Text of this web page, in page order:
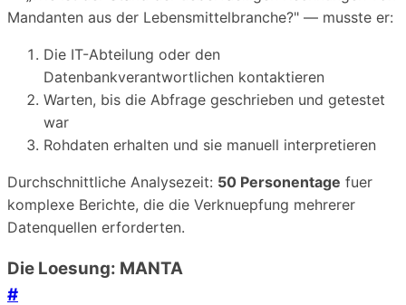
Mandanten aus der Lebensmittelbranche?" — musste er:
Die IT-Abteilung oder den
Datenbankverantwortlichen kontaktieren
Warten, bis die Abfrage geschrieben und getestet
war
Rohdaten erhalten und sie manuell interpretieren
Durchschnittliche Analysezeit: 50 Personentage fuer
komplexe Berichte, die die Verknuepfung mehrerer
Datenquellen erforderten.
Die Loesung: MANTA
#